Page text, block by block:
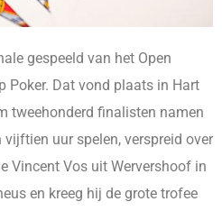
gespeeld van het Open
Poker. Dat vond plaats in Hart
tweehonderd finalisten namen
vijftien uur spelen, verspreid over
Vincent Vos uit Wervershoof in
en kreeg hij de grote trofee